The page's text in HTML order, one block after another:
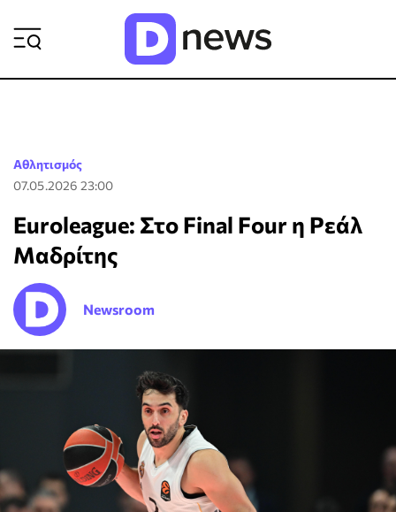
Αθλητισμός
07.05.2026 23:00
Euroleague: Στο Final Four η Ρεάλ
Μαδρίτης
Newsroom